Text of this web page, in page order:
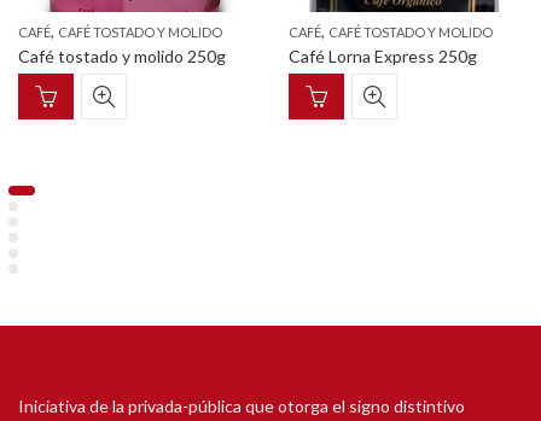
CAFÉ, CAFÉ TOSTADO Y MOLIDO
Café tostado y molido 250g
CAFÉ, CAFÉ TOSTADO Y MOLIDO
Café Lorna Express 250g
Iniciativa de la privada-pública que otorga el signo distintivo